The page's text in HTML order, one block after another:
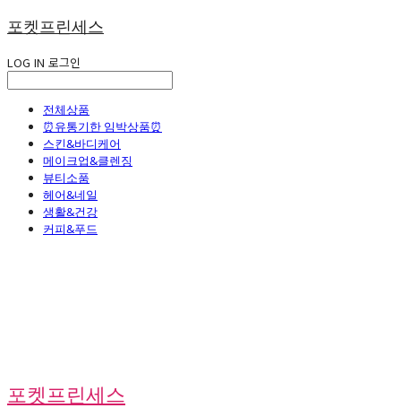
포켓프린세스
LOG IN 로그인
전체상품
⏰유통기한 임박상품⏰
스킨&바디케어
메이크업&클렌징
뷰티소품
헤어&네일
생활&건강
커피&푸드
포켓프린세스